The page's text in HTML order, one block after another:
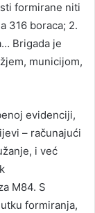
formirane niti
316 boraca; 2.
Brigada je
municijom,
evidenciji,
– računajući
i već
M84. S
formiranja,